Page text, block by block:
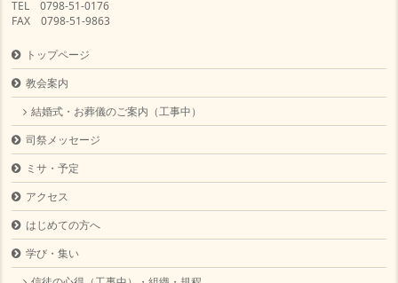
TEL 0798-51-0176
FAX 0798-51-9863
トップページ
教会案内
結婚式・お葬儀のご案内（工事中）
司祭メッセージ
ミサ・予定
アクセス
はじめての方へ
学び・集い